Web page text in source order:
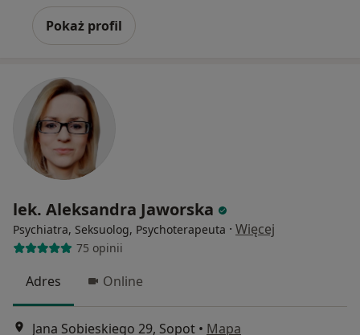
Pokaż profil
lek. Aleksandra Jaworska
Psychiatra, Seksuolog, Psychoterapeuta · Więcej
75 opinii
Adres Online
Jana Sobieskiego 29, Sopot • Mapa